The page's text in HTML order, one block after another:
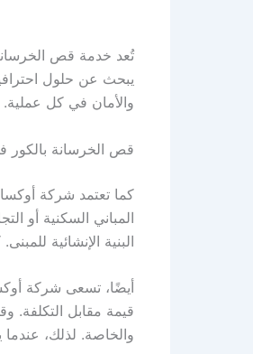
تُعد خدمة قص
يبحث عن حلول
والأمان في كل
قص الخرسانة
كما تعتمد شركة
المباني السكنية أو
البنية الإنشائية
أيضًا، تسعى شركة
قيمة مقابل التكلفة.
والخاصة. لذلك،